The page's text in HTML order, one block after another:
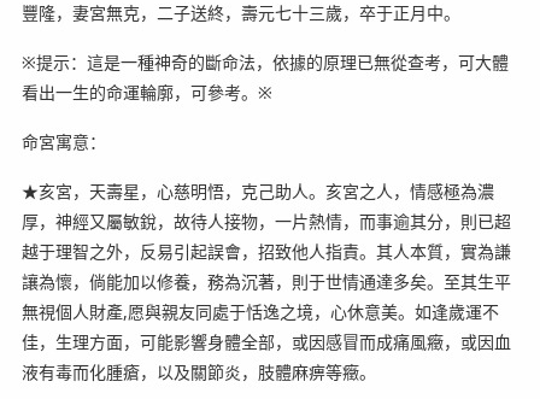
豐隆，妻宮無克，二子送終，壽元七十三歲，卒于正月中。
※提示：這是一種神奇的斷命法，依據的原理已無從查考，可大體
看出一生的命運輪廓，可參考。※
命宮寓意：
★亥宮，天壽星，心慈明悟，克己助人。亥宮之人，情感極為濃
厚，神經又屬敏銳，故待人接物，一片熱情，而事逾其分，則已超
越于理智之外，反易引起誤會，招致他人指責。其人本質，實為謙
讓為懷，倘能加以修養，務為沉著，則于世情通達多矣。至其生平
無視個人財產,愿與親友同處于恬逸之境，心休意美。如逢歲運不
佳，生理方面，可能影響身體全部，或因感冒而成痛風癥，或因血
液有毒而化腫瘡，以及關節炎，肢體麻痹等癥。